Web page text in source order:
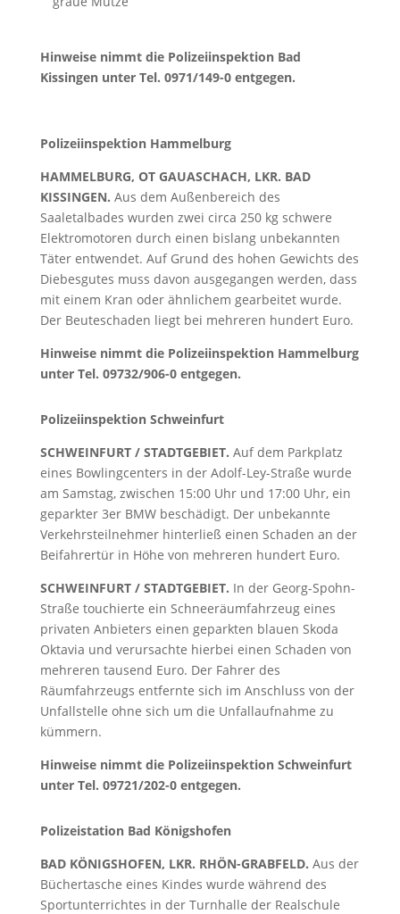
Hinweise nimmt die Polizeiinspektion Bad
Kissingen unter Tel. 0971/149-0 entgegen.
Polizeiinspektion Hammelburg
HAMMELBURG, OT GAUASCHACH, LKR. BAD
KISSINGEN. Aus dem Außenbereich des
Saaletalbades wurden zwei circa 250 kg schwere
Elektromotoren durch einen bislang unbekannten
Täter entwendet. Auf Grund des hohen Gewichts des
Diebesgutes muss davon ausgegangen werden, dass
mit einem Kran oder ähnlichem gearbeitet wurde.
Der Beuteschaden liegt bei mehreren hundert Euro.
Hinweise nimmt die Polizeiinspektion Hammelburg
unter Tel. 09732/906-0 entgegen.
Polizeiinspektion Schweinfurt
SCHWEINFURT / STADTGEBIET. Auf dem Parkplatz
eines Bowlingcenters in der Adolf-Ley-Straße wurde
am Samstag, zwischen 15:00 Uhr und 17:00 Uhr, ein
geparkter 3er BMW beschädigt. Der unbekannte
Verkehrsteilnehmer hinterließ einen Schaden an der
Beifahrertür in Höhe von mehreren hundert Euro.
SCHWEINFURT / STADTGEBIET. In der Georg-Spohn-
Straße touchierte ein Schneeräumfahrzeug eines
privaten Anbieters einen geparkten blauen Skoda
Oktavia und verursachte hierbei einen Schaden von
mehreren tausend Euro. Der Fahrer des
Räumfahrzeugs entfernte sich im Anschluss von der
Unfallstelle ohne sich um die Unfallaufnahme zu
kümmern.
Hinweise nimmt die Polizeiinspektion Schweinfurt
unter Tel. 09721/202-0 entgegen.
Polizeistation Bad Königshofen
BAD KÖNIGSHOFEN, LKR. RHÖN-GRABFELD. Aus der
Büchertasche eines Kindes wurde während des
Sportunterrichtes in der Turnhalle der Realschule